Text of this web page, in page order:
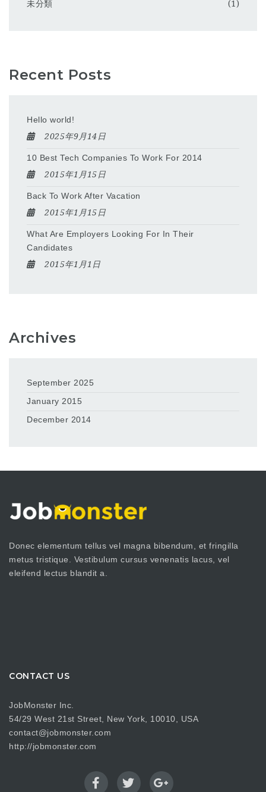
未分類
(1)
Recent Posts
Hello world!
2025年9月14日
10 Best Tech Companies To Work For 2014
2015年1月15日
Back To Work After Vacation
2015年1月15日
What Are Employers Looking For In Their
Candidates
2015年1月1日
Archives
September 2025
January 2015
December 2014
Donec elementum tellus vel magna bibendum, et fringilla
metus tristique. Vestibulum cursus venenatis lacus, vel
eleifend lectus blandit a.
CONTACT US
JobMonster Inc.
54/29 West 21st Street, New York, 10010, USA
contact@jobmonster.com
http://jobmonster.com